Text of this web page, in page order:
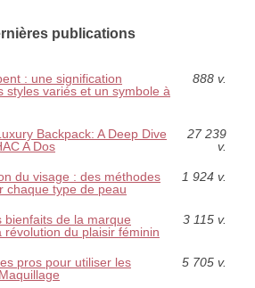
publications
: une signification
styles variés et un symbole à
888 v.
Backpack: A Deep Dive
A Dos
27 239
v.
du visage : des méthodes
chaque type de peau
1 924 v.
bienfaits de la marque
révolution du plaisir féminin
3 115 v.
pros pour utiliser les
5 705 v.